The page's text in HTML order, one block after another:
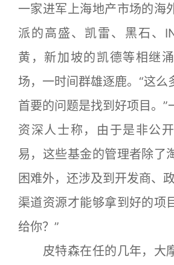
一家进军上海地产市场的海
派的高盛、凯雷、黑石、
黄，新加坡的凯德等相继
场，一时间群雄逐鹿。“这么
首要的问题是找到好项目。”
资深人士称，由于是非公
易，这些基金的管理者除了
困难外，还涉及到开发商、
渠道资源才能够拿到好的项
给你？”
皮特森在任的几年，大